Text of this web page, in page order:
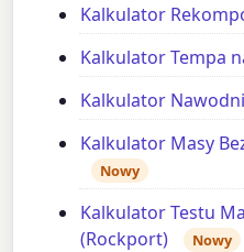
Kalkulator
Kalkulator Tempa
Kalkulator
Kalkulator Masy
Nowy
Kalkulator Testu
(Rockport)
Nowy